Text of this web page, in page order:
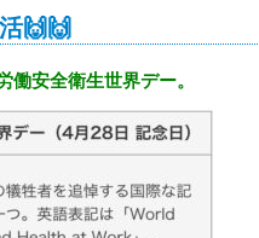
🙌🙌
働安全衛生世界デー。